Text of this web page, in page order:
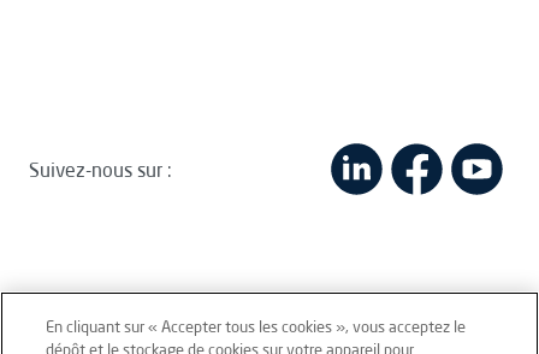
Suivez-nous sur :
En cliquant sur « Accepter tous les cookies », vous acceptez le
dépôt et le stockage de cookies sur votre appareil pour